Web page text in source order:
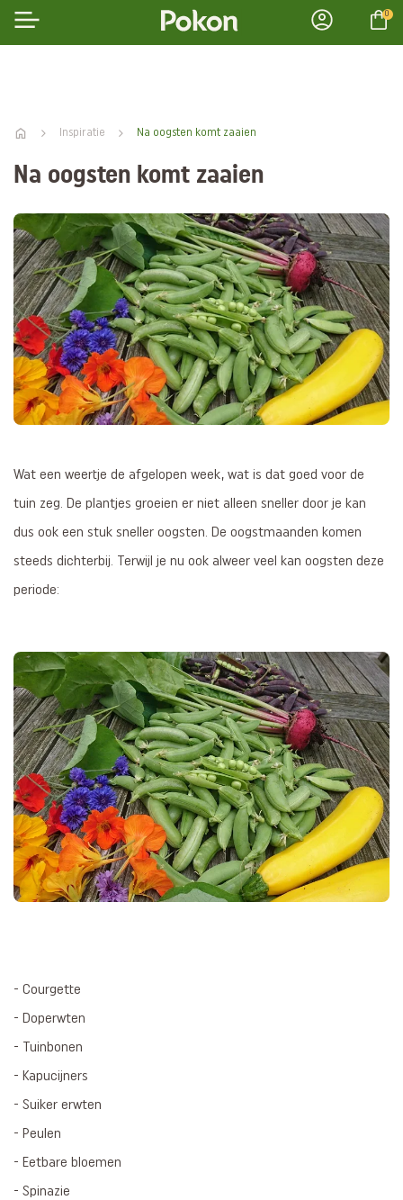
0
Inspiratie Na oogsten komt zaaien
Na oogsten komt zaaien
Wat een weertje de afgelopen week, wat is dat goed voor de
tuin zeg. De plantjes groeien er niet alleen sneller door je kan
dus ook een stuk sneller oogsten. De oogstmaanden komen
steeds dichterbij. Terwijl je nu ook alweer veel kan oogsten deze
periode:
- Courgette
- Doperwten
- Tuinbonen
- Kapucijners
- Suiker erwten
- Peulen
- Eetbare bloemen
- Spinazie